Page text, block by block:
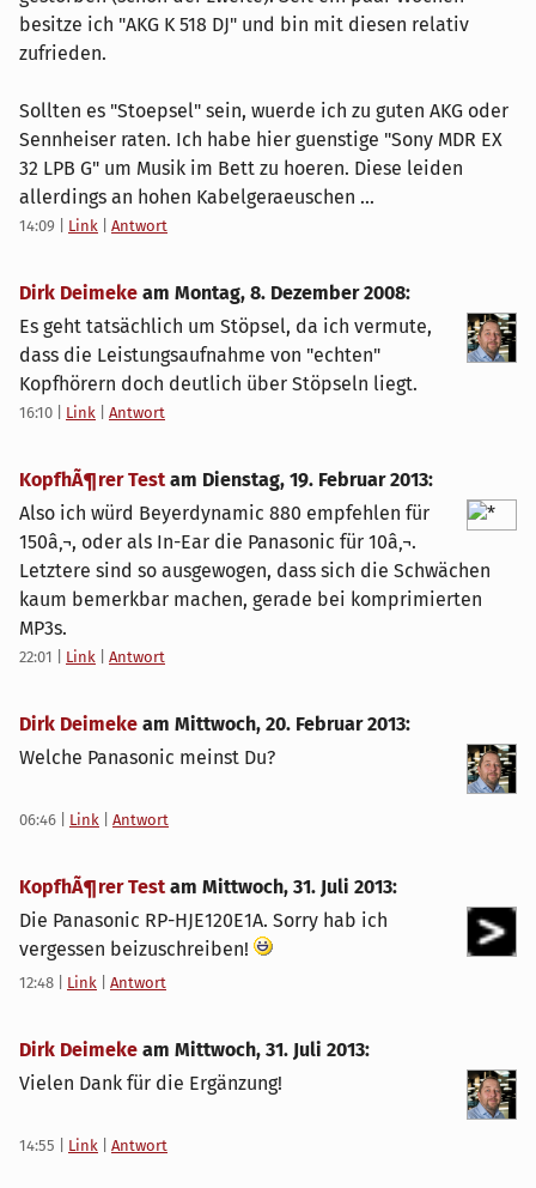
besitze ich "AKG K 518 DJ" und bin mit diesen relativ
zufrieden.
Sollten es "Stoepsel" sein, wuerde ich zu guten AKG oder
Sennheiser raten. Ich habe hier guenstige "Sony MDR EX
32 LPB G" um Musik im Bett zu hoeren. Diese leiden
allerdings an hohen Kabelgeraeuschen ...
14:09 Link Antwort
Dirk Deimeke am Montag, 8. Dezember 2008:
Es geht tatsächlich um Stöpsel, da ich vermute,
dass die Leistungsaufnahme von "echten"
Kopfhörern doch deutlich über Stöpseln liegt.
16:10 Link Antwort
KopfhÃ¶rer Test am Dienstag, 19. Februar 2013:
Also ich würd Beyerdynamic 880 empfehlen für
150â‚¬, oder als In-Ear die Panasonic für 10â‚¬.
Letztere sind so ausgewogen, dass sich die Schwächen
kaum bemerkbar machen, gerade bei komprimierten
MP3s.
22:01 Link Antwort
Dirk Deimeke am Mittwoch, 20. Februar 2013:
Welche Panasonic meinst Du?
06:46 Link Antwort
KopfhÃ¶rer Test am Mittwoch, 31. Juli 2013:
Die Panasonic RP-HJE120E1A. Sorry hab ich
vergessen beizuschreiben!
12:48 Link Antwort
Dirk Deimeke am Mittwoch, 31. Juli 2013:
Vielen Dank für die Ergänzung!
14:55 Link Antwort